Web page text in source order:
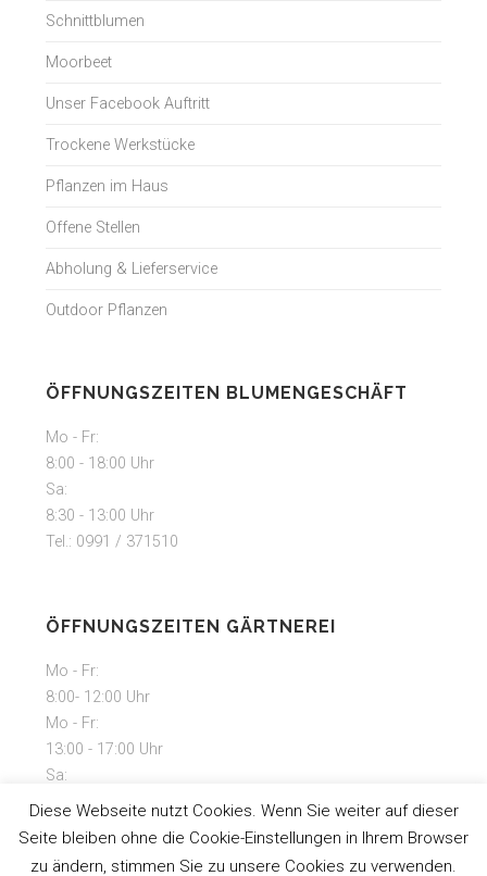
Schnittblumen
Moorbeet
Unser Facebook Auftritt
Trockene Werkstücke
Pflanzen im Haus
Offene Stellen
Abholung & Lieferservice
Outdoor Pflanzen
ÖFFNUNGSZEITEN BLUMENGESCHÄFT
Mo - Fr:
8:00 - 18:00 Uhr
Sa:
8:30 - 13:00 Uhr
Tel.: 0991 / 371510
ÖFFNUNGSZEITEN GÄRTNEREI
Mo - Fr:
8:00- 12:00 Uhr
Mo - Fr:
13:00 - 17:00 Uhr
Sa:
9:00 - 13:00 Uhr
telefonische Anmeldung unter:
Tel: 0991 / 3715114
Diese Webseite nutzt Cookies. Wenn Sie weiter auf dieser
Seite bleiben ohne die Cookie-Einstellungen in Ihrem Browser
zu ändern, stimmen Sie zu unsere Cookies zu verwenden.